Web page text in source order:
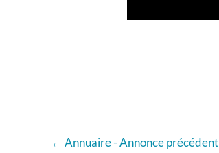
← Annuaire - Annonce précédent